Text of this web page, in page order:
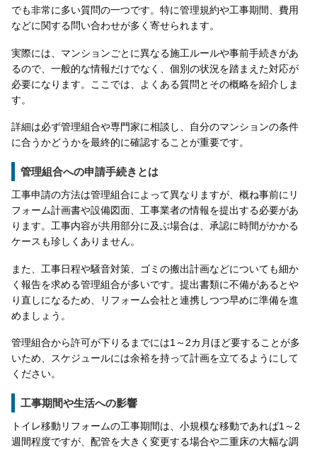
でも非常に多い質問の一つです。特に管理規約や工事期間、費用
などに関する問い合わせが多く寄せられます。
実際には、マンションごとに異なる施工ルールや事前手続きがあ
るので、一般的な情報だけでなく、個別の状況を踏まえた対応が
必要になります。ここでは、よくある質問とその概略を紹介しま
す。
詳細は必ず管理組合や専門家に相談し、自分のマンションの条件
に合うかどうかを最終的に確認することが重要です。
管理組合への申請手続きとは
工事申請の方法は管理組合によって異なりますが、概ね事前にリ
フォーム計画書や設備図面、工事業者の情報を提出する必要があ
ります。工事内容が共用部分に及ぶ場合は、承認に時間がかかる
ケースも珍しくありません。
また、工事日程や騒音対策、ゴミの搬出計画などについても細か
く報告を求める管理組合が多いです。提出書類に不備があるとや
り直しになるため、リフォーム会社と連携しつつ早めに準備を進
めましょう。
管理組合から許可が下りるまでには1～2カ月ほど要することが多
いため、スケジュールには余裕を持って計画を立てるようにして
ください。
工事期間や生活への影響
トイレ移動リフォームの工事期間は、小規模な移動であれば1～2
週間程度ですが、配管を大きく変更する場合や二重床の大幅な調